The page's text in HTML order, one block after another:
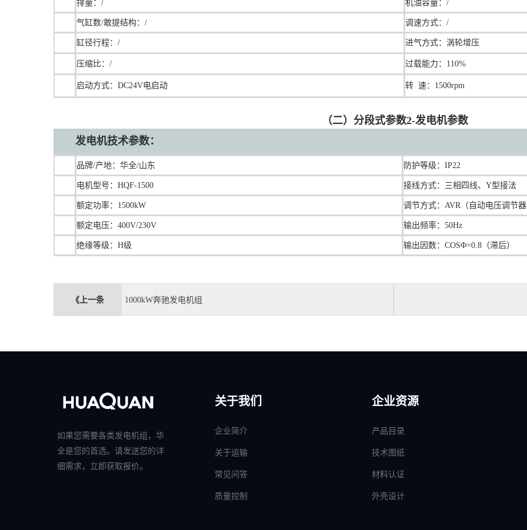
排量：/ 机油容量：/
气缸数/敢提结构：/ 调速方式：/
缸径行程：/ 进气方式：涡轮增压
压缩比：/ 过载能力：110%
启动方式：DC24V电启动 转 速：1500rpm
（二）分段式参数2-发电机参数
发电机技术参数：
品牌/产地：华全/山东 防护等级：IP22
电机型号：HQF-1500 接线方式：三相四线、Y型接法
额定功率：1500kW 调节方式：AVR（自动电压调节
额定电压：400V/230V 输出频率：50Hz
绝缘等级：H级 输出因数：COSΦ=0.8（滞后）
《上一条 1000kW奔驰发电机组
如果您需要各类发电机组，华
全是您的首选。请发送您的详
细需求，立即获取报价。
关于我们
企业简介
关于运输
常见问答
质量控制
企业资源
产品目录
技术图纸
材料认证
外壳设计